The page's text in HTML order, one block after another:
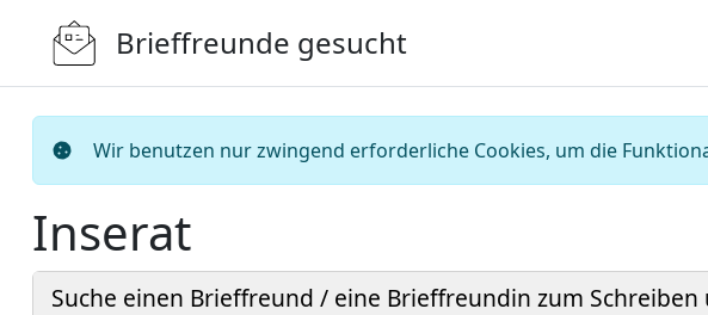
Brieffreunde gesucht
Wir benutzen nur zwingend erforderliche Cookies, um die
Inserat
Suche einen Brieffreund / eine Brieffreundin zum Schreiben